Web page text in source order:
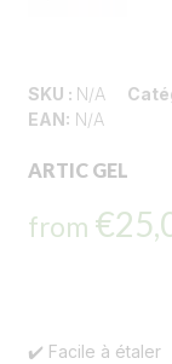
SKU : N/A
EAN: N/A
ARTIC GEL
from €
✔️ Facile à étaler